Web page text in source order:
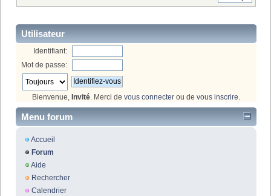
Utilisateur
Identifiant:
Mot de passe:
Bienvenue, Invité. Merci de vous connecter ou de vous inscrire.
Menu forum
Accueil
Forum
Aide
Rechercher
Calendrier